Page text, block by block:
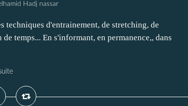
Hadj nassar
d'entrainement, de stretching, de
temps... En s'informant, en permanence,, dans